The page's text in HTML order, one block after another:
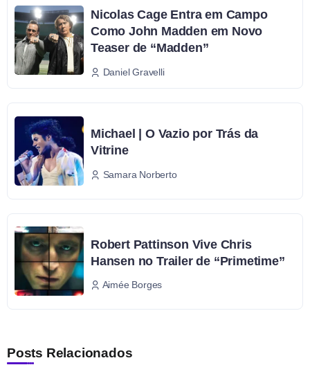
Nicolas Cage Entra em Campo
Como John Madden em Novo
Teaser de “Madden”
Daniel Gravelli
Michael | O Vazio por Trás da
Vitrine
Samara Norberto
Robert Pattinson Vive Chris
Hansen no Trailer de “Primetime”
Aimée Borges
Posts Relacionados